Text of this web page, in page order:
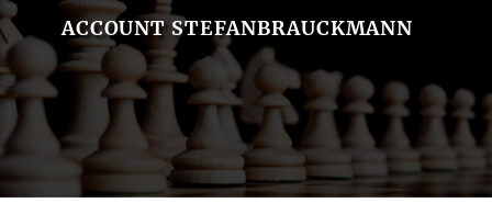
ACCOUNT STEFANBRAUCKMANN